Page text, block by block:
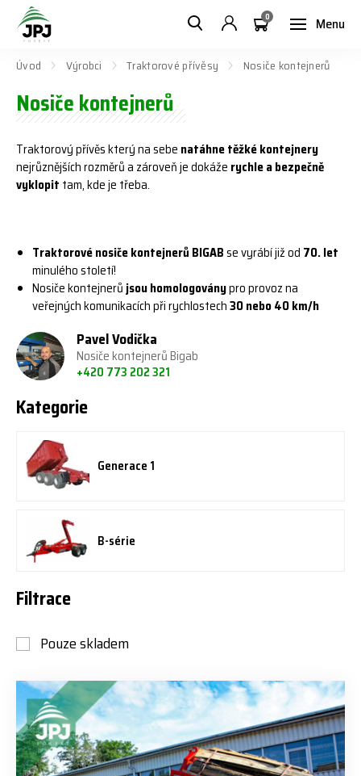
Menu
0
Úvod Výrobci Traktorové přívěsy Nosiče kontejnerů
Nosiče kontejnerů
Traktorový přívěs který na sebe natáhnetěžké kontejnery
nejrůznějších rozměrů a zároveň je dokáže rychle a bezpečně
vyklopit tam, kde je třeba.
Traktorové nosiče kontejnerů BIGABse vyrábí již od 70. let
minulého století!
Nosiče kontejnerůjsou homologoványpro provoz na
veřejných komunikacích při rychlostech30 nebo 40 km/h
Pavel Vodička
Nosiče kontejnerů Bigab
+420 773 202 321
Kategorie
Generace 1
B-série
Filtrace
Pouze skladem